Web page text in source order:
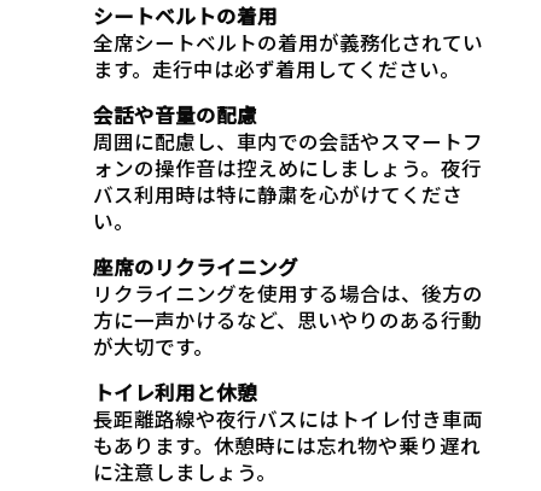
シートベルトの着用
全席シートベルトの着用が義務化されてい
ます。走行中は必ず着用してください。
会話や音量の配慮
周囲に配慮し、車内での会話やスマートフ
ォンの操作音は控えめにしましょう。夜行
バス利用時は特に静粛を心がけてくださ
い。
座席のリクライニング
リクライニングを使用する場合は、後方の
方に一声かけるなど、思いやりのある行動
が大切です。
トイレ利用と休憩
長距離路線や夜行バスにはトイレ付き車両
もあります。休憩時には忘れ物や乗り遅れ
に注意しましょう。